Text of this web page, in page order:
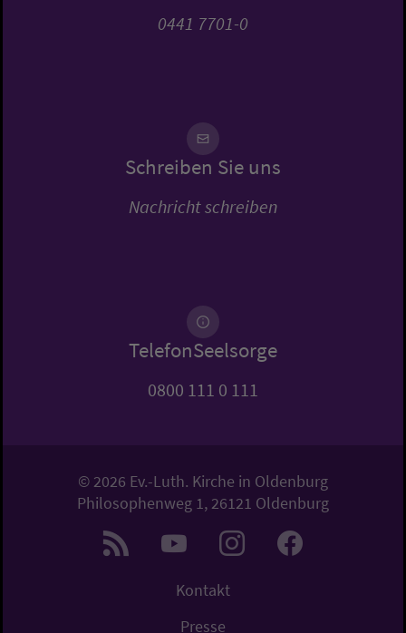
0441 7701-0
Schreiben Sie uns
Nachricht schreiben
TelefonSeelsorge
0800 111 0 111
© 2026 Ev.-Luth. Kirche in Oldenburg
Philosophenweg 1, 26121 Oldenburg
Kontakt
Presse